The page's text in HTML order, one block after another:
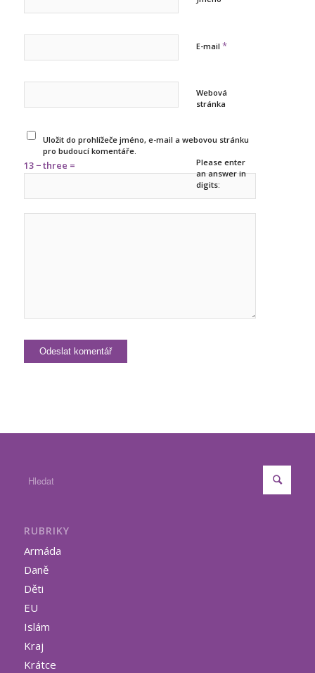
E-mail *
Webová
stránka
Uložit do prohlížeče jméno, e-mail a webovou stránku
pro budoucí komentáře.
Please enter
an answer in
digits:
13 − three =
RUBRIKY
Armáda
Daně
Děti
EU
Islám
Kraj
Krátce